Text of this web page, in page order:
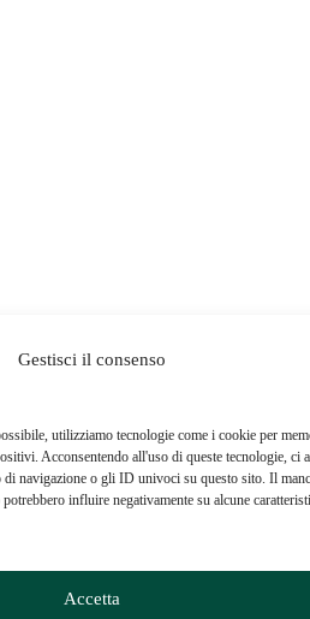
Gestisci il consenso
utilizziamo tecnologie come i cookie per
Acconsentendo all'uso di queste tecnologie, ci
di navigazione o gli ID univoci su questo sito. Il
influire negativamente su alcune
Accetta